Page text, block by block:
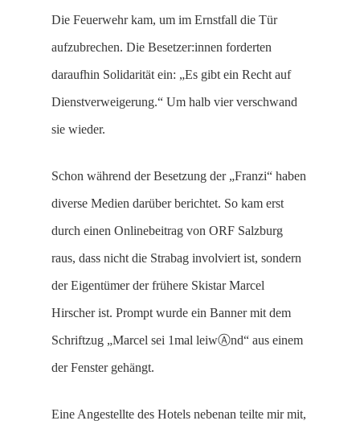
Die Feuerwehr kam, um im Ernstfall die Tür
aufzubrechen. Die Besetzer:innen forderten
daraufhin Solidarität ein: „Es gibt ein Recht auf
Dienstverweigerung.“ Um halb vier verschwand
sie wieder.
Schon während der Besetzung der „Franzi“ haben
diverse Medien darüber berichtet. So kam erst
durch einen Onlinebeitrag von ORF Salzburg
raus, dass nicht die Strabag involviert ist, sondern
der Eigentümer der frühere Skistar Marcel
Hirscher ist. Prompt wurde ein Banner mit dem
Schriftzug „Marcel sei 1mal leiwⒶnd“ aus einem
der Fenster gehängt.
Eine Angestellte des Hotels nebenan teilte mir mit,